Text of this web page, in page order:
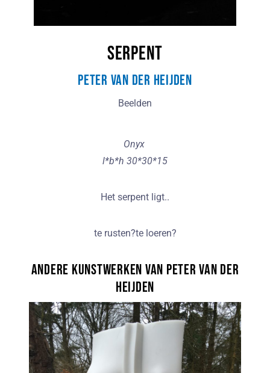
Serpent
Peter van der Heijden
Beelden
Onyx
l*b*h 30*30*15
Het serpent ligt..
te rusten?te loeren?
Andere kunstwerken van Peter van der
Heijden